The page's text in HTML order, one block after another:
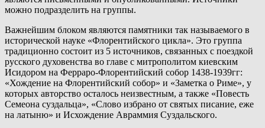
можно подразделить на группы.
Важнейшим блоком являются памятники так называемого в
исторической науке «Флорентийского цикла». Это группа
традиционно состоит из 5 источников, связанных с поездкой
русского духовенства во главе с митрополитом киевским
Исидором на Ферраро-Флорентийский собор 1438-1939гг:
«Хождение на Флорентийский собор» и «Заметка о Риме», у
которых авторство осталось неизвестным, а также «Повесть
Семеона суздальца», «Слово избрано от святых писание, еже
на латыню» и Исхождение Авраммия Суздальского.